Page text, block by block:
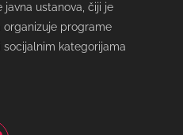
javna ustanova, čiji je
organizuje programe
socijalnim kategorijama